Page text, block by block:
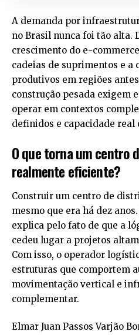
A demanda por
no Brasil nunca foi tão alta.
crescimento do e-
cadeias de suprimentos e a
produtivos em regiões
construção pesada exigem
operar em contextos
definidos e capacidade real
O que torna um centro
realmente eficiente?
Construir um centro de
mesmo que era há dez
explica pelo fato de que a
cedeu lugar a projetos
Com isso, o operador
estruturas que comportem
movimentação vertical e
complementar.
Elmar Juan Passos Varjão